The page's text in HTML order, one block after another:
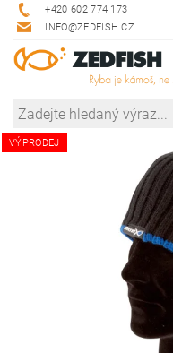
+420 602 774 173
INFO@ZEDFISH.CZ
VÝPRODEJ